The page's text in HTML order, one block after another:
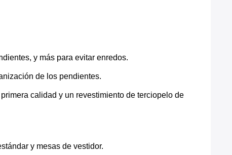
y más para evitar enredos.
de los pendientes.
calidad y un revestimiento de terciopelo de
y mesas de vestidor.